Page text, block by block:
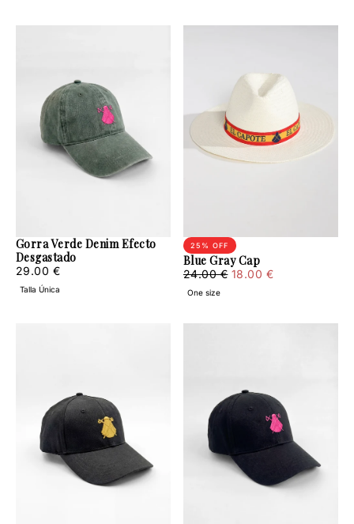
Gorra Verde Denim Efecto
Desgastado
29.00
€
Regular
price
29.00 €
Talla Única
Blue Gray Cap
25 % OFF
18.00
€
Regular
price
24.00 € Minimum
18.00 €
One size